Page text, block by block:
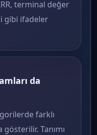
terminal değer
gibi ifadeler
da
farklı
Tanımı